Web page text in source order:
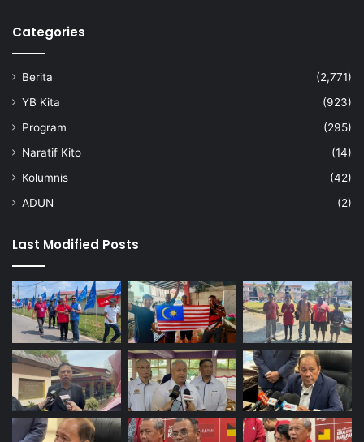
i
u
s
r
i
d
Categories
Berita
(2,771)
YB Kita
(923)
Program
(295)
Naratif Kito
(14)
Kolumnis
(42)
ADUN
(2)
Last Modified Posts